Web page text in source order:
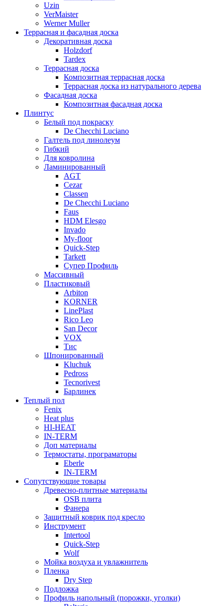
Uzin
VerMaister
Werner Muller
Террасная и фасадная доска
Декоративная доска
Holzdorf
Tardex
Террасная доска
Композитная террасная доска
Террасная доска из натурального дерева
Фасадная доска
Композитная фасадная доска
Плинтус
Белый под покраску
De Checchi Luciano
Галтель под линолеум
Гибкий
Для ковролина
Ламинированный
AGT
Cezar
Classen
De Checchi Luciano
Faus
HDM Elesgo
Invado
My-floor
Quick-Step
Tarkett
Супер Профиль
Массивный
Пластиковый
Arbiton
KORNER
LinePlast
Rico Leo
San Decor
VOX
Тис
Шпонированный
Kluchuk
Pedross
Tecnorivest
Барлинек
Теплый пол
Fenix
Heat plus
HI-HEAT
IN-TERM
Доп материалы
Термостаты, програматоры
Eberle
IN-TERM
Сопутствующие товары
Древесно-плитные материалы
OSB плита
Фанера
Защитный коврик под кресло
Инструмент
Intertool
Quick-Step
Wolf
Мойка воздуха и увлажнитель
Пленка
Dry Step
Подложка
Профиль напольный (порожки, уголки)